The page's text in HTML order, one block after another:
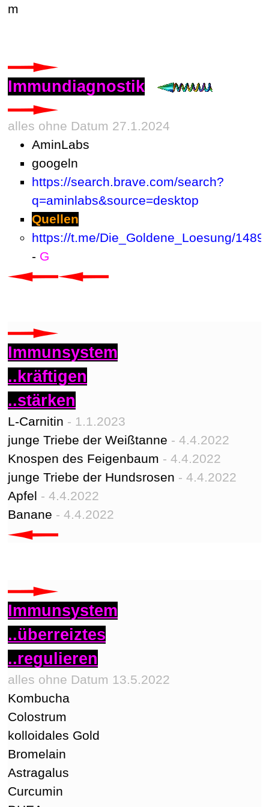
m
Immundiagnostik
alles ohne Datum 27.1.2024
AminLabs
googeln
https://search.brave.com/search?
q=aminlabs&source=desktop
Quellen
https://t.me/Die_Goldene_Loesung/1489
- G
Immunsystem
..kräftigen
..stärken
L-Carnitin - 1.1.2023
junge Triebe der Weißtanne - 4.4.2022
Knospen des Feigenbaum - 4.4.2022
junge Triebe der Hundsrosen - 4.4.2022
Apfel - 4.4.2022
Banane - 4.4.2022
Immunsystem
..überreiztes
..regulieren
alles ohne Datum 13.5.2022
Kombucha
Colostrum
kolloidales Gold
Bromelain
Astragalus
Curcumin